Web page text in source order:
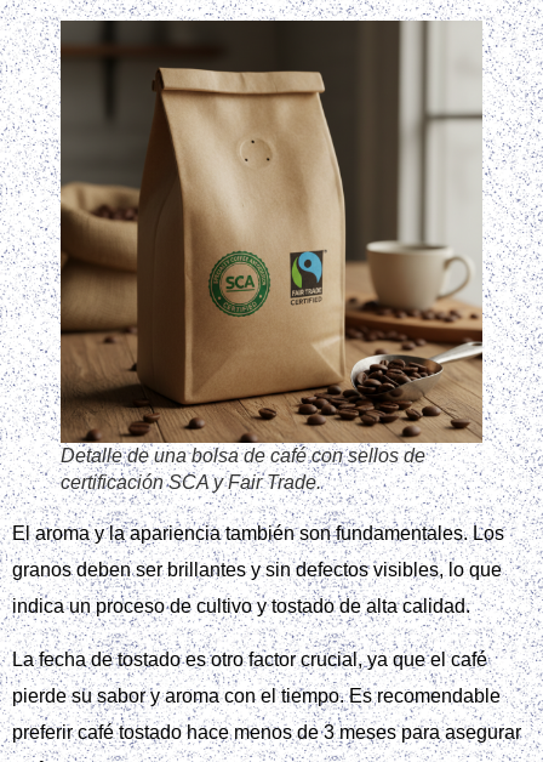
Detalle de una bolsa de café con sellos de
certificación SCA y Fair Trade.
El aroma y la apariencia también son fundamentales. Los
granos deben ser brillantes y sin defectos visibles, lo que
indica un proceso de cultivo y tostado de alta calidad.
La fecha de tostado es otro factor crucial, ya que el café
pierde su sabor y aroma con el tiempo. Es recomendable
preferir café tostado hace menos de 3 meses para asegurar